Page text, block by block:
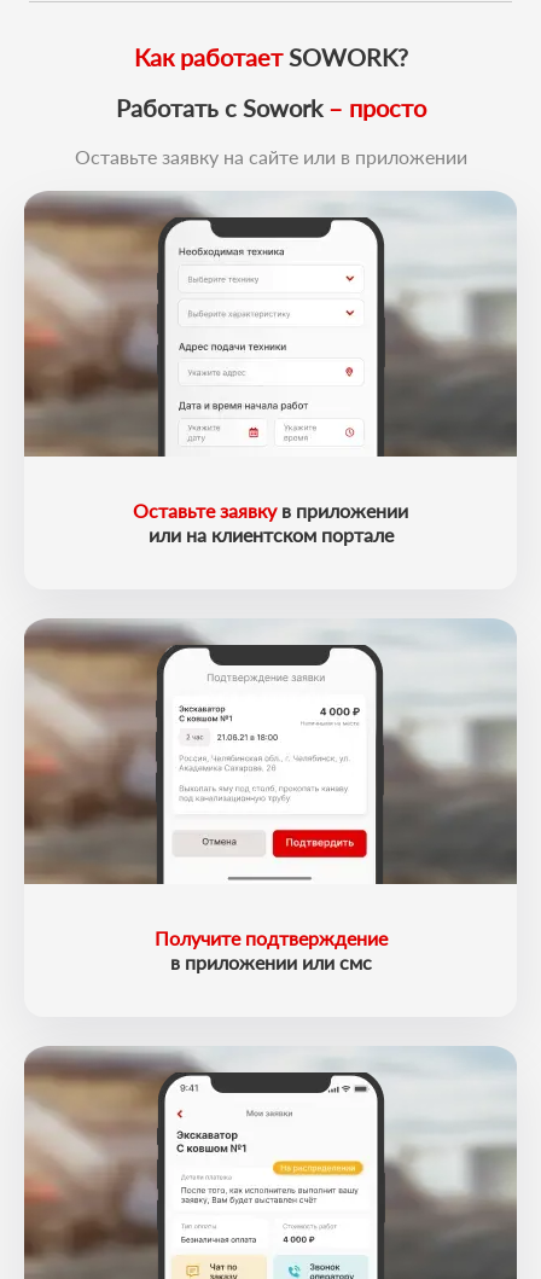
обслужена и исправна. Он умеет все сделать на отлично. И
вы останетесь в хорошем настроении!
Как работаетSOWORK?
Работать с Sowork – просто
Оставьте заявку на сайте или в приложении
Оставьте заявкув приложении
или на клиентском портале
Получите подтверждение
в приложении или смс